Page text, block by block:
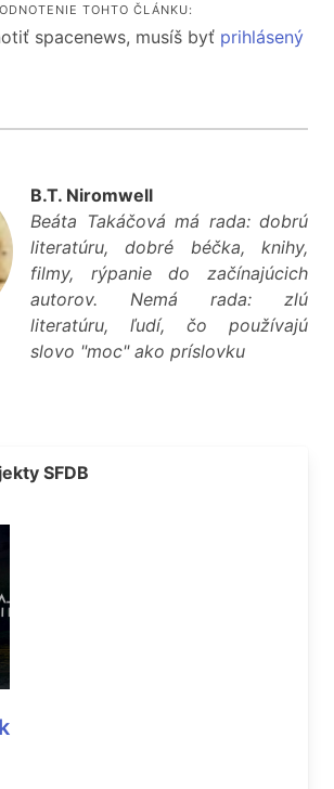
TOHTO ČLÁNKU:
spacenews, musíš byť prihlásený
B.T. Niromwell
Beáta Takáčová má rada: dobrú
literatúru, dobré béčka, knihy,
filmy, rýpanie do začínajúcich
autorov. Nemá rada: zlú
literatúru, ľudí, čo používajú
slovo "moc" ako príslovku
SFDB